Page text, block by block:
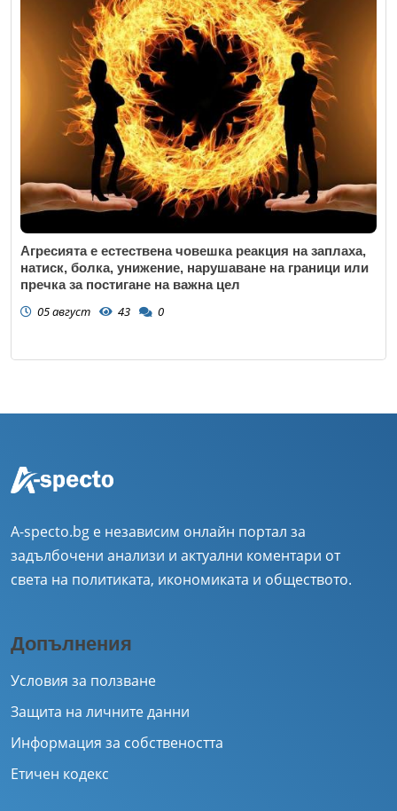
Агресията е естествена човешка реакция на заплаха,
натиск, болка, унижение, нарушаване на граници или
пречка за постигане на важна цел
05 август 43 0
A-specto.bg е независим онлайн портал за
задълбочени анализи и актуални коментари от
света на политиката, икономиката и обществото.
Допълнения
Условия за ползване
Защита на личните данни
Информация за собствеността
Етичен кодекс